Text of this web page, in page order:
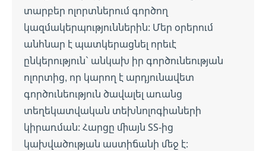
տարբեր ոլորտներում գործող
կազմակերպություններին։ Մեր օրերում
անհնար է պատկերացնել որեւէ
ընկերություն` անկախ իր գործունեության
ոլորտից, որ կարող է արդյունավետ
գործունեություն ծավալել առանց
տեղեկատվական տեխնոլոգիաների
կիրառման։ Հարցը միայն ՏՏ-ից
կախվածության աստիճանի մեջ է։